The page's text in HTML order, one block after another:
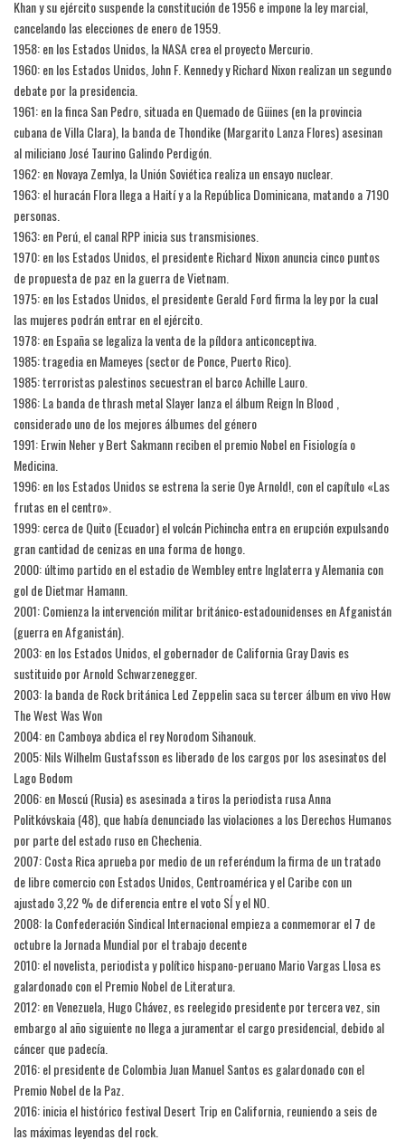
Khan y su ejército suspende la constitución de 1956 e impone la ley marcial,
cancelando las elecciones de enero de 1959.
1958: en los Estados Unidos, la NASA crea el proyecto Mercurio.
1960: en los Estados Unidos, John F. Kennedy y Richard Nixon realizan un segundo
debate por la presidencia.
1961: en la finca San Pedro, situada en Quemado de Güines (en la provincia
cubana de Villa Clara), la banda de Thondike (Margarito Lanza Flores) asesinan
al miliciano José Taurino Galindo Perdigón.
1962: en Novaya Zemlya, la Unión Soviética realiza un ensayo nuclear.
1963: el huracán Flora llega a Haití y a la República Dominicana, matando a 7190
personas.
1963: en Perú, el canal RPP inicia sus transmisiones.
1970: en los Estados Unidos, el presidente Richard Nixon anuncia cinco puntos
de propuesta de paz en la guerra de Vietnam.
1975: en los Estados Unidos, el presidente Gerald Ford firma la ley por la cual
las mujeres podrán entrar en el ejército.
1978: en España se legaliza la venta de la píldora anticonceptiva.
1985: tragedia en Mameyes (sector de Ponce, Puerto Rico).
1985: terroristas palestinos secuestran el barco Achille Lauro.
1986: La banda de thrash metal Slayer lanza el álbum Reign In Blood ,
considerado uno de los mejores álbumes del género
1991: Erwin Neher y Bert Sakmann reciben el premio Nobel en Fisiología o
Medicina.
1996: en los Estados Unidos se estrena la serie Oye Arnold!, con el capítulo «Las
frutas en el centro».
1999: cerca de Quito (Ecuador) el volcán Pichincha entra en erupción expulsando
gran cantidad de cenizas en una forma de hongo.
2000: último partido en el estadio de Wembley entre Inglaterra y Alemania con
gol de Dietmar Hamann.
2001: Comienza la intervención militar británico-estadounidenses en Afganistán
(guerra en Afganistán).
2003: en los Estados Unidos, el gobernador de California Gray Davis es
sustituido por Arnold Schwarzenegger.
2003: la banda de Rock británica Led Zeppelin saca su tercer álbum en vivo How
The West Was Won
2004: en Camboya abdica el rey Norodom Sihanouk.
2005: Nils Wilhelm Gustafsson es liberado de los cargos por los asesinatos del
Lago Bodom
2006: en Moscú (Rusia) es asesinada a tiros la periodista rusa Anna
Politkóvskaia (48), que había denunciado las violaciones a los Derechos Humanos
por parte del estado ruso en Chechenia.
2007: Costa Rica aprueba por medio de un referéndum la firma de un tratado
de libre comercio con Estados Unidos, Centroamérica y el Caribe con un
ajustado 3,22 % de diferencia entre el voto SÍ y el NO.
2008: la Confederación Sindical Internacional empieza a conmemorar el 7 de
octubre la Jornada Mundial por el trabajo decente
2010: el novelista, periodista y político hispano-peruano Mario Vargas Llosa es
galardonado con el Premio Nobel de Literatura.
2012: en Venezuela, Hugo Chávez, es reelegido presidente por tercera vez, sin
embargo al año siguiente no llega a juramentar el cargo presidencial, debido al
cáncer que padecía.
2016: el presidente de Colombia Juan Manuel Santos es galardonado con el
Premio Nobel de la Paz.
2016: inicia el histórico festival Desert Trip en California, reuniendo a seis de
las máximas leyendas del rock.